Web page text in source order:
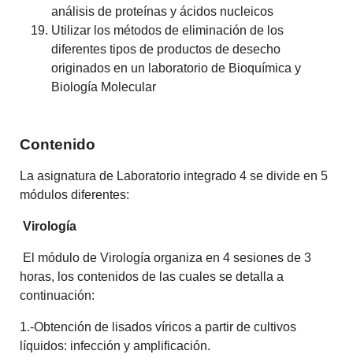
análisis de proteínas y ácidos nucleicos
Utilizar los métodos de eliminación de los
diferentes tipos de productos de desecho
originados en un laboratorio de Bioquímica y
Biología Molecular
Contenido
La asignatura de Laboratorio integrado 4 se divide en 5
módulos diferentes:
Virología
El módulo de Virología organiza en 4 sesiones de 3
horas, los contenidos de las cuales se detalla a
continuación:
1.-Obtención de lisados víricos a partir de cultivos
líquidos: infección y amplificación.